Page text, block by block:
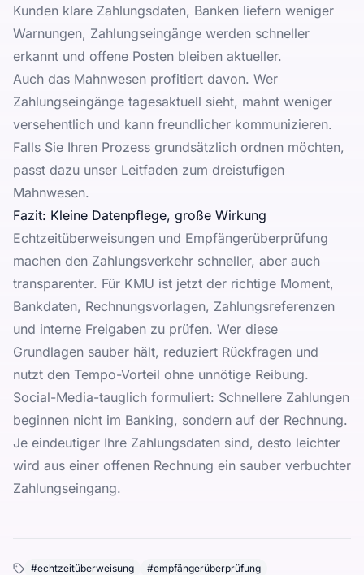
Kunden klare Zahlungsdaten, Banken liefern weniger
Warnungen, Zahlungseingänge werden schneller
erkannt und offene Posten bleiben aktueller.
Auch das Mahnwesen profitiert davon. Wer
Zahlungseingänge tagesaktuell sieht, mahnt weniger
versehentlich und kann freundlicher kommunizieren.
Falls Sie Ihren Prozess grundsätzlich ordnen möchten,
passt dazu unser Leitfaden zum dreistufigen
Mahnwesen.
Fazit: Kleine Datenpflege, große Wirkung
Echtzeitüberweisungen und Empfängerüberprüfung
machen den Zahlungsverkehr schneller, aber auch
transparenter. Für KMU ist jetzt der richtige Moment,
Bankdaten, Rechnungsvorlagen, Zahlungsreferenzen
und interne Freigaben zu prüfen. Wer diese
Grundlagen sauber hält, reduziert Rückfragen und
nutzt den Tempo-Vorteil ohne unnötige Reibung.
Social-Media-tauglich formuliert: Schnellere Zahlungen
beginnen nicht im Banking, sondern auf der Rechnung.
Je eindeutiger Ihre Zahlungsdaten sind, desto leichter
wird aus einer offenen Rechnung ein sauber verbuchter
Zahlungseingang.
#echtzeitüberweisung #empfängerüberprüfung